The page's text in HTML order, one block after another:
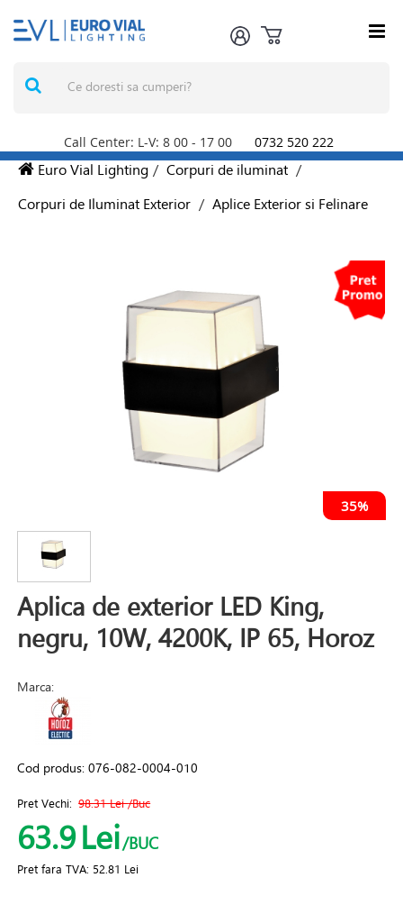
Call Center: L-V: 8 00 - 17 00 0732 520 222
Euro Vial Lighting / Corpuri de iluminat /
Corpuri de Iluminat Exterior / Aplice Exterior si Felinare
35%
Aplica de exterior LED King,
negru, 10W, 4200K, IP 65, Horoz
Marca:
Cod produs:076-082-0004-010
Pret Vechi: 98.31 Lei/Buc
63.9Lei/BUC
Pret fara TVA: 52.81 Lei